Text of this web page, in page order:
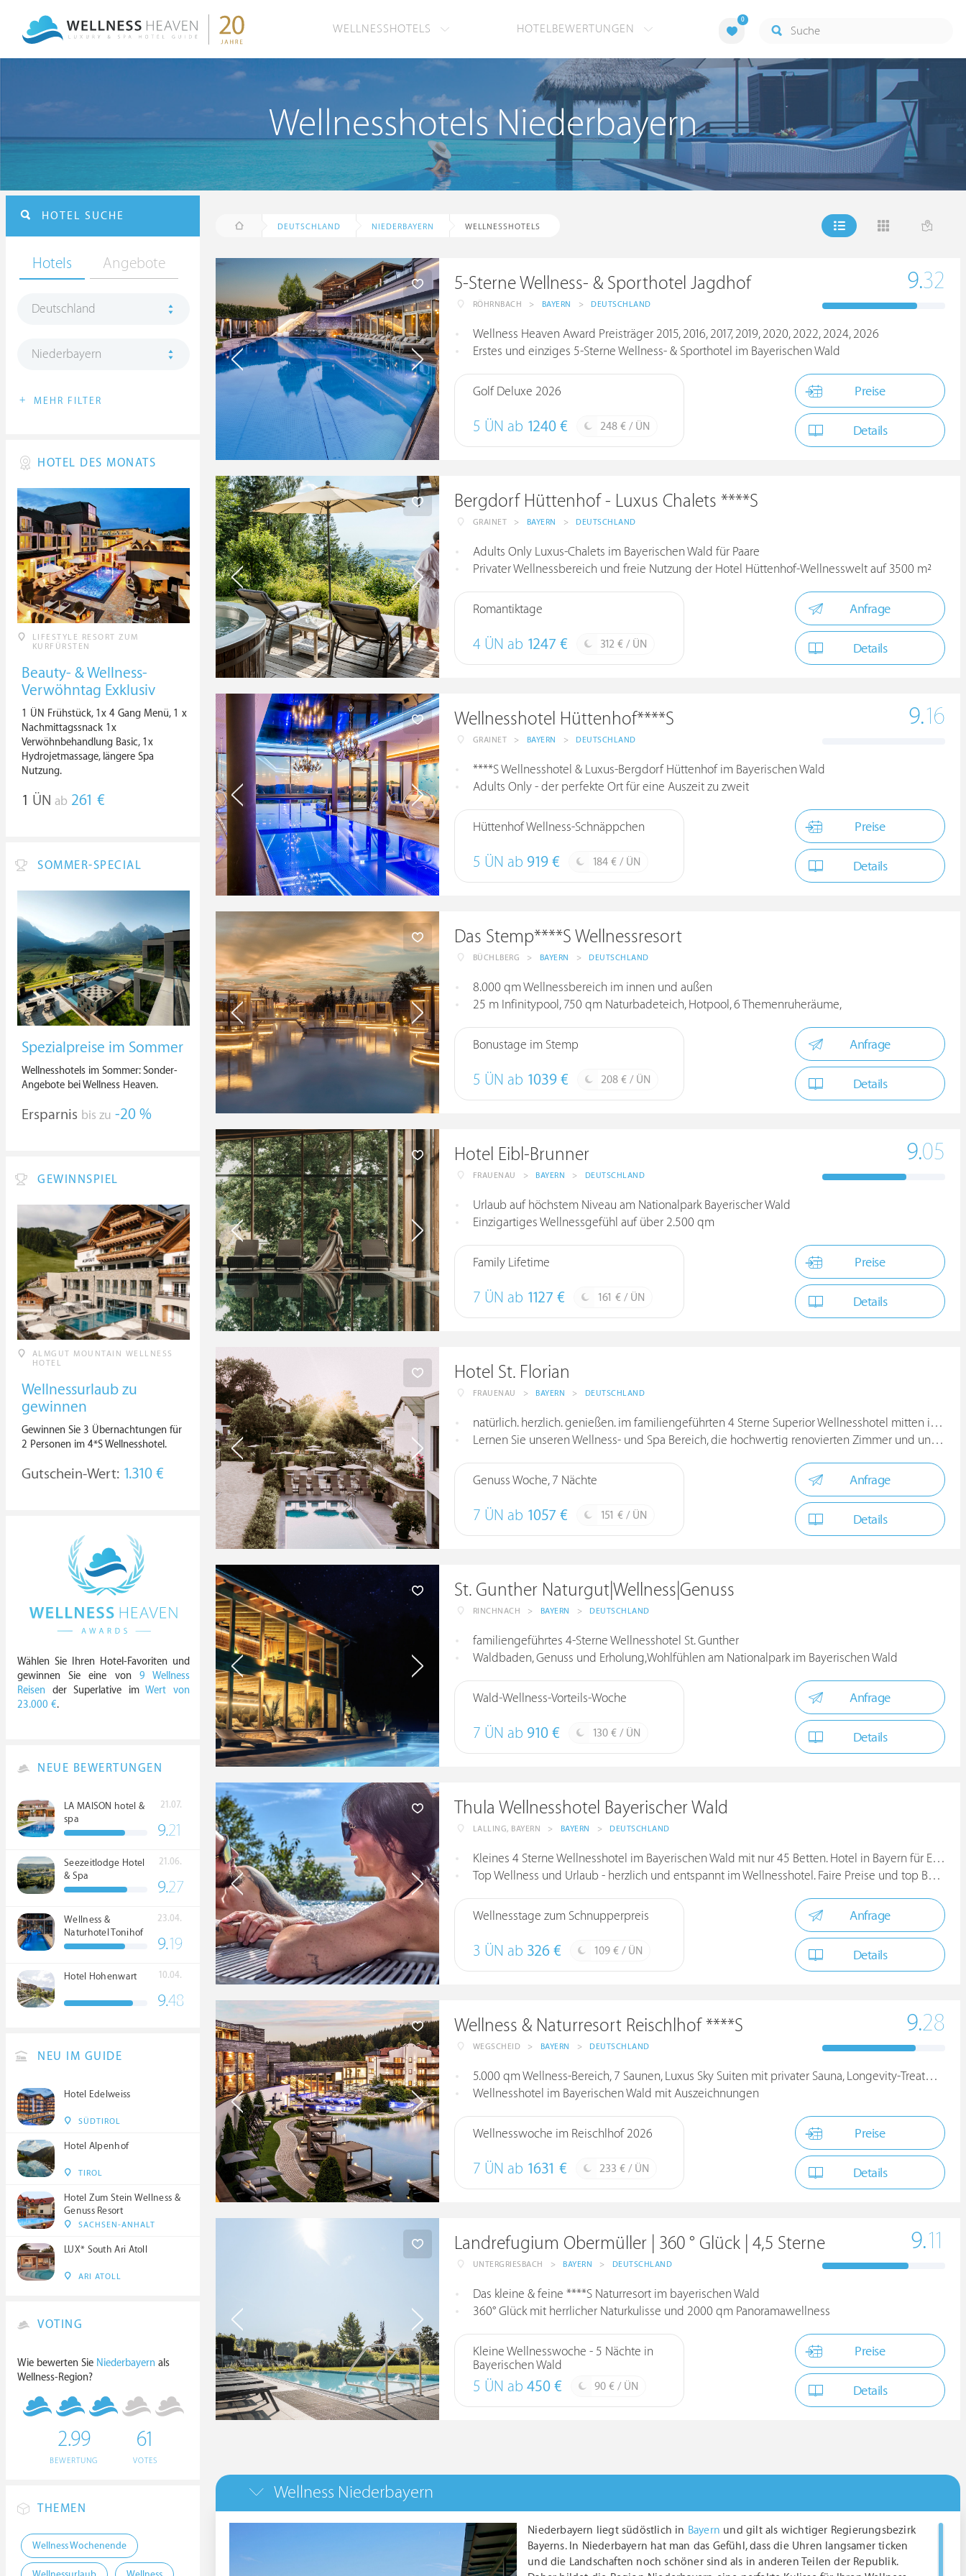
WELLNESSHOTELS HOTELBEWERTUNGEN
0
Wellnesshotels Niederbayern
DEUTSCHLAND NIEDERBAYERN WELLNESSHOTELS
5-Sterne Wellness- & Sporthotel Jagdhof
RÖHRNBACH > BAYERN > DEUTSCHLAND
9.32
Wellness Heaven Award Preisträger 2015, 2016, 2017, 2019, 2020, 2022, 2024, 2026
Erstes und einziges 5-Sterne Wellness- & Sporthotel im Bayerischen Wald
Golf Deluxe 2026
5 ÜN ab 1240 € 248 € / ÜN
Preise
Details
Bergdorf Hüttenhof - Luxus Chalets ****S
GRAINET > BAYERN > DEUTSCHLAND
Adults Only Luxus-Chalets im Bayerischen Wald für Paare
Privater Wellnessbereich und freie Nutzung der Hotel Hüttenhof-Wellnesswelt auf 3500 m²
Romantiktage
4 ÜN ab 1247 € 312 € / ÜN
Anfrage
Details
Wellnesshotel Hüttenhof****S
GRAINET > BAYERN > DEUTSCHLAND
9.16
****S Wellnesshotel & Luxus-Bergdorf Hüttenhof im Bayerischen Wald
Adults Only - der perfekte Ort für eine Auszeit zu zweit
Hüttenhof Wellness-Schnäppchen
5 ÜN ab 919 € 184 € / ÜN
Preise
Details
Das Stemp****S Wellnessresort
BÜCHLBERG > BAYERN > DEUTSCHLAND
8.000 qm Wellnessbereich im innen und außen
25 m Infinitypool, 750 qm Naturbadeteich, Hotpool, 6 Themenruheräume,
Bonustage im Stemp
5 ÜN ab 1039 € 208 € / ÜN
Anfrage
Details
Hotel Eibl-Brunner
FRAUENAU > BAYERN > DEUTSCHLAND
9.05
Urlaub auf höchstem Niveau am Nationalpark Bayerischer Wald
Einzigartiges Wellnessgefühl auf über 2.500 qm
Family Lifetime
7 ÜN ab 1127 € 161 € / ÜN
Preise
Details
Hotel St. Florian
FRAUENAU > BAYERN > DEUTSCHLAND
natürlich. herzlich. genießen. im familiengeführten 4 Sterne Superior Wellnesshotel mitten im Bayeri
Lernen Sie unseren Wellness- und Spa Bereich, die hochwertig renovierten Zimmer und unseren neuen Re
Genuss Woche, 7 Nächte
7 ÜN ab 1057 € 151 € / ÜN
Anfrage
Details
St. Gunther Naturgut|Wellness|Genuss
RINCHNACH > BAYERN > DEUTSCHLAND
familiengeführtes 4-Sterne Wellnesshotel St. Gunther
Waldbaden, Genuss und Erholung,Wohlfühlen am Nationalpark im Bayerischen Wald
Wald-Wellness-Vorteils-Woche
7 ÜN ab 910 € 130 € / ÜN
Anfrage
Details
Thula Wellnesshotel Bayerischer Wald
LALLING, BAYERN > BAYERN > DEUTSCHLAND
Kleines 4 Sterne Wellnesshotel im Bayerischen Wald mit nur 45 Betten. Hotel in Bayern für Erwachsene
Top Wellness und Urlaub - herzlich und entspannt im Wellnesshotel. Faire Preise und top Bewertungen!
Wellnesstage zum Schnupperpreis
3 ÜN ab 326 € 109 € / ÜN
Anfrage
Details
Wellness & Naturresort Reischlhof ****S
WEGSCHEID > BAYERN > DEUTSCHLAND
9.28
5.000 qm Wellness-Bereich, 7 Saunen, Luxus Sky Suiten mit privater Sauna, Longevity-Treatments
Wellnesshotel im Bayerischen Wald mit Auszeichnungen
Wellnesswoche im Reischlhof 2026
7 ÜN ab 1631 € 233 € / ÜN
Preise
Details
Landrefugium Obermüller | 360 ° Glück | 4,5 Sterne
UNTERGRIESBACH > BAYERN > DEUTSCHLAND
9.11
Das kleine & feine ****S Naturresort im bayerischen Wald
360° Glück mit herrlicher Naturkulisse und 2000 qm Panoramawellness
Kleine Wellnesswoche - 5 Nächte in
Bayerischen Wald
5 ÜN ab 450 € 90 € / ÜN
Preise
Details
Wellness Niederbayern
Niederbayern liegt südöstlich in Bayern und gilt als wichtiger Regierungsbezirk
Bayerns. In Niederbayern hat man das Gefühl, dass die Uhren langsamer ticken
und die Landschaften noch schöner sind als in anderen Teilen der Republik.
HOTEL SUCHE
Hotels Angebote
Deutschland
Niederbayern
+ MEHR FILTER
HOTEL DES MONATS
LIFESTYLE RESORT ZUM
KURFÜRSTEN
Beauty- & Wellness-
Verwöhntag Exklusiv
1 ÜN Frühstück, 1x 4 Gang Menü, 1 x
Nachmittagssnack 1x
Verwöhnbehandlung Basic, 1x
Hydrojetmassage, längere Spa
Nutzung.
1 ÜN ab 261 €
SOMMER-SPECIAL
Spezialpreise im Sommer
Wellnesshotels im Sommer: Sonder-
Angebote bei Wellness Heaven.
Ersparnis bis zu -20 %
GEWINNSPIEL
ALMGUT MOUNTAIN WELLNESS
HOTEL
Wellnessurlaub zu
gewinnen
Gewinnen Sie 3 Übernachtungen für
2 Personen im 4*S Wellnesshotel.
Gutschein-Wert: 1.310 €
Wählen Sie Ihren Hotel-Favoriten und
gewinnen Sie eine von 9 Wellness
Reisen der Superlative imWert von
23.000 €.
NEUE BEWERTUNGEN
LA MAISON hotel &
spa
21.07.
9.21
Seezeitlodge Hotel
& Spa
21.06.
9.27
Wellness &
Naturhotel Tonihof
****S
23.04.
9.19
Hotel Hohenwart 10.04.
9.48
NEU IM GUIDE
Hotel Edelweiss
SÜDTIROL
Hotel Alpenhof
TIROL
Hotel Zum Stein Wellness &
Genuss Resort
SACHSEN-ANHALT
LUX* South Ari Atoll
ARI ATOLL
VOTING
Wie bewerten Sie Niederbayern als
Wellness-Region?
2.99
BEWERTUNG
61
VOTES
THEMEN
Wellness Wochenende